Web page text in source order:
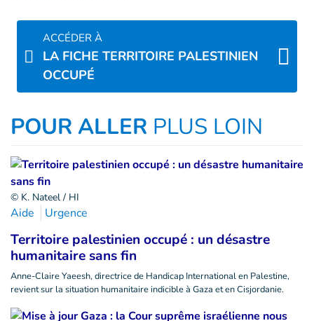
ACCÉDER À
LA FICHE TERRITOIRE PALESTINIEN
OCCUPÉ
POUR ALLER PLUS LOIN
© K. Nateel / HI
Aide Urgence
Territoire palestinien occupé : un désastre
humanitaire sans fin
Anne-Claire Yaeesh, directrice de Handicap International en Palestine,
revient sur la situation humanitaire indicible à Gaza et en Cisjordanie.